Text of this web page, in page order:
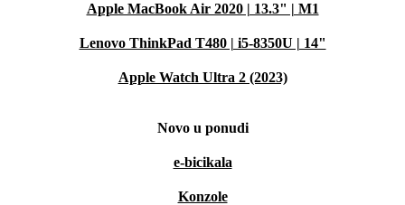
Apple MacBook Air 2020 | 13.3" | M1
Lenovo ThinkPad T480 | i5-8350U | 14"
Apple Watch Ultra 2 (2023)
Novo u ponudi
e-bicikala
Konzole